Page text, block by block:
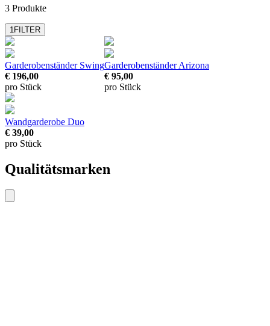
3 Produkte
1FILTER
Garderobenständer Swing
€ 196,00
pro Stück
Garderobenständer Arizona
€ 95,00
pro Stück
Wandgarderobe Duo
€ 39,00
pro Stück
Qualitätsmarken